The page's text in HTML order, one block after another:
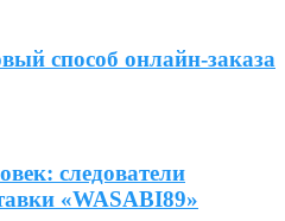
способ онлайн-заказа
следователи
«WASABI89»